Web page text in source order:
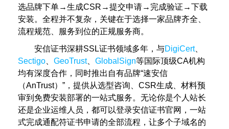
选品牌下单→生成CSR→提交申请→完成验证→下载
安装。全程并不复杂，关键在于选择一家品牌齐全、
流程规范、服务到位的正规服务商。
安信证书深耕SSL证书领域多年，与DigiCert、
Sectigo、 GeoTrust、 GlobalSign等国际顶级CA机构
均有深度合作，同时推出自有品牌“速安信
（AnTrust）”，提供从选型咨询、CSR生成、材料预
审到免费安装部署的一站式服务。无论你是个人站长
还是企业运维人员，都可以登录安信证书官网，一站
式完成通配符证书申请的全部流程，让多个子域名的